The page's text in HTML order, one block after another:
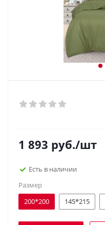
1 893 руб./шт
Есть в наличии
Размер
200*200
145*215